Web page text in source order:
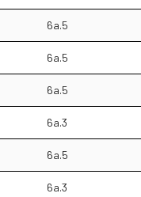
6a.5
6a.5
6a.5
6a.3
6a.5
6a.3